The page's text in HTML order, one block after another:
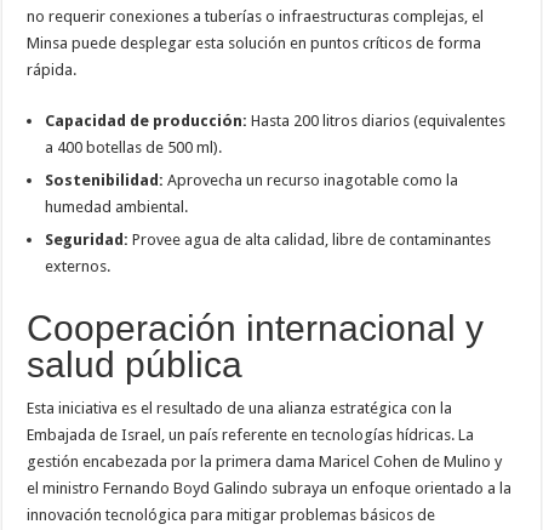
no requerir conexiones a tuberías o infraestructuras complejas, el
Minsa puede desplegar esta solución en puntos críticos de forma
rápida.
Capacidad de producción: Hasta 200 litros diarios (equivalentes
a 400 botellas de 500 ml).
Sostenibilidad: Aprovecha un recurso inagotable como la
humedad ambiental.
Seguridad: Provee agua de alta calidad, libre de contaminantes
externos.
Cooperación internacional y
salud pública
Esta iniciativa es el resultado de una alianza estratégica con la
Embajada de Israel, un país referente en tecnologías hídricas. La
gestión encabezada por la primera dama Maricel Cohen de Mulino y
el ministro Fernando Boyd Galindo subraya un enfoque orientado a la
innovación tecnológica para mitigar problemas básicos de